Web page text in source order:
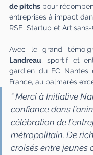
de pitchs pour
entreprises à impact
RSE, Startup et
Avec le grand
Landreau, sportif et
gardien du FC
France, au palmarès
“ Merci à Initiative
confiance dans
célébration de
métropolitain. De
croisés entre jeunes